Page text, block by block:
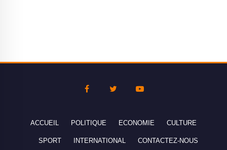
ACCUEIL POLITIQUE ECONOMIE CULTURE
SPORT INTERNATIONAL CONTACTEZ-NOUS